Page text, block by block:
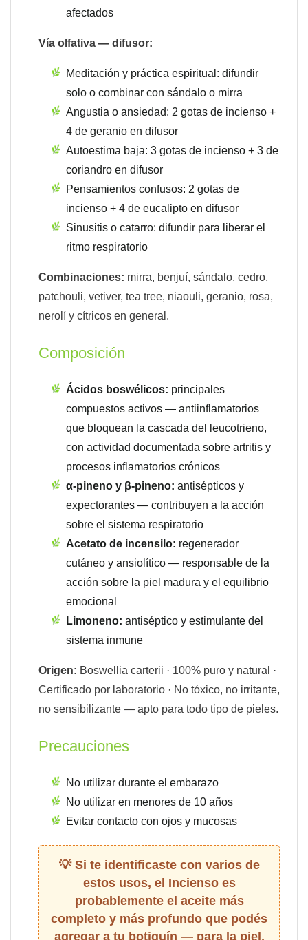
afectados
Vía olfativa — difusor:
Meditación y práctica espiritual: difundir
solo o combinar con sándalo o mirra
Angustia o ansiedad: 2 gotas de incienso +
4 de geranio en difusor
Autoestima baja: 3 gotas de incienso + 3 de
coriandro en difusor
Pensamientos confusos: 2 gotas de
incienso + 4 de eucalipto en difusor
Sinusitis o catarro: difundir para liberar el
ritmo respiratorio
Combinaciones: mirra, benjuí, sándalo, cedro,
patchouli, vetiver, tea tree, niaouli, geranio, rosa,
nerolí y cítricos en general.
Composición
Ácidos boswélicos: principales
compuestos activos — antiinflamatorios
que bloquean la cascada del leucotrieno,
con actividad documentada sobre artritis y
procesos inflamatorios crónicos
α-pineno y β-pineno: antisépticos y
expectorantes — contribuyen a la acción
sobre el sistema respiratorio
Acetato de incensilo: regenerador
cutáneo y ansiolítico — responsable de la
acción sobre la piel madura y el equilibrio
emocional
Limoneno: antiséptico y estimulante del
sistema inmune
Origen: Boswellia carterii · 100% puro y natural ·
Certificado por laboratorio · No tóxico, no irritante,
no sensibilizante — apto para todo tipo de pieles.
Precauciones
No utilizar durante el embarazo
No utilizar en menores de 10 años
Evitar contacto con ojos y mucosas
Si te identificaste con varios de
estos usos, el Incienso es
probablemente el aceite más
completo y más profundo que podés
agregar a tu botiquín — para la piel,